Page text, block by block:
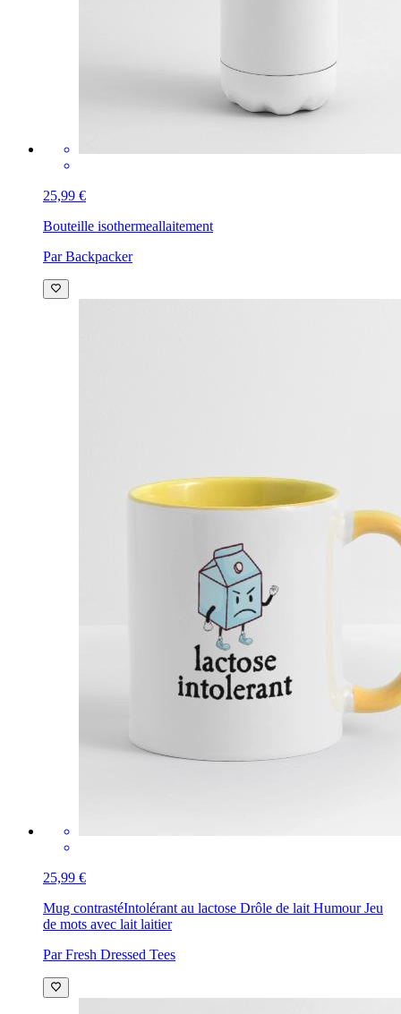
25,99 €
Bouteille isothermeallaitement
Par Backpacker
25,99 €
Mug contrastéIntolérant au lactose Drôle de lait Humour Jeu
de mots avec lait laitier
Par Fresh Dressed Tees